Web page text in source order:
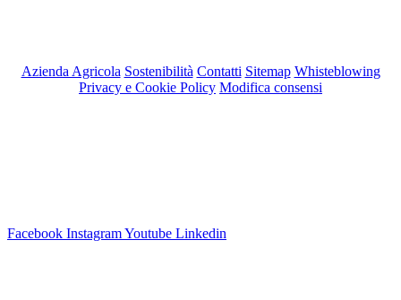
Azienda Agricola Sostenibilità Contatti Sitemap Whisteblowing
Privacy e Cookie Policy Modifica consensi
Facebook InstagramYoutube Linkedin